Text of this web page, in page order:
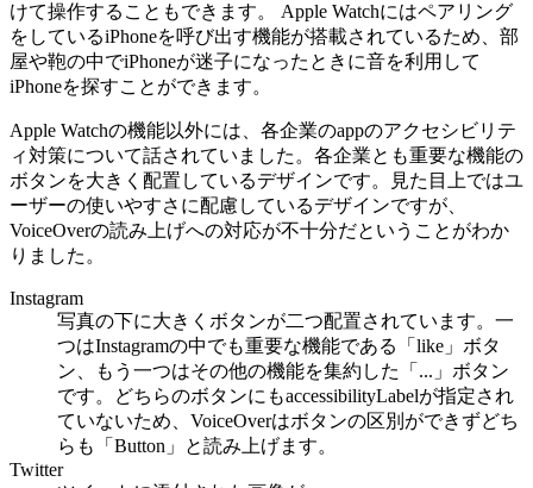
けて操作することもできます。 Apple Watchにはペアリング
をしているiPhoneを呼び出す機能が搭載されているため、部
屋や鞄の中でiPhoneが迷子になったときに音を利用して
iPhoneを探すことができます。
Apple Watchの機能以外には、各企業のappのアクセシビリテ
ィ対策について話されていました。各企業とも重要な機能の
ボタンを大きく配置しているデザインです。見た目上ではユ
ーザーの使いやすさに配慮しているデザインですが、
VoiceOverの読み上げへの対応が不十分だということがわか
りました。
Instagram
写真の下に大きくボタンが二つ配置されています。一
つはInstagramの中でも重要な機能である「like」ボタ
ン、もう一つはその他の機能を集約した「...」ボタン
です。どちらのボタンにもaccessibilityLabelが指定され
ていないため、VoiceOverはボタンの区別ができずどち
らも「Button」と読み上げます。
Twitter